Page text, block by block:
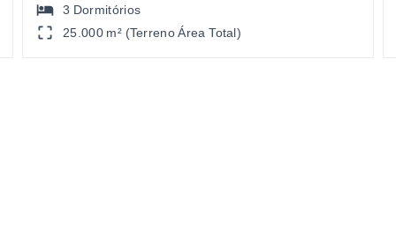
3 Dormitórios
25.000 m² (Terreno Área Total)